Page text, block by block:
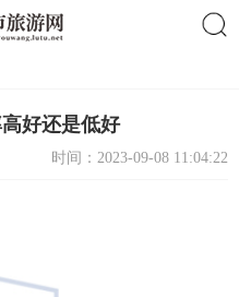
好还是低好
时间：2023-09-08 11:04:22